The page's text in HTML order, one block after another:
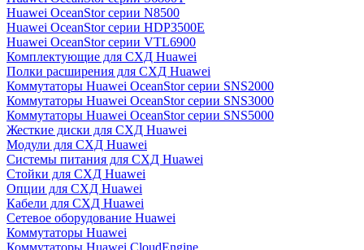
Huawei OceanStor серии N8500
Huawei OceanStor серии HDP3500E
Huawei OceanStor серии VTL6900
Комплектующие для СХД Huawei
Полки расширения для СХД Huawei
Коммутаторы Huawei OceanStor серии SNS2000
Коммутаторы Huawei OceanStor серии SNS3000
Коммутаторы Huawei OceanStor серии SNS5000
Жесткие диски для СХД Huawei
Модули для СХД Huawei
Системы питания для СХД Huawei
Стойки для СХД Huawei
Опции для СХД Huawei
Кабели для СХД Huawei
Сетевое оборудование Huawei
Коммутаторы Huawei
Коммутаторы Huawei CloudEngine